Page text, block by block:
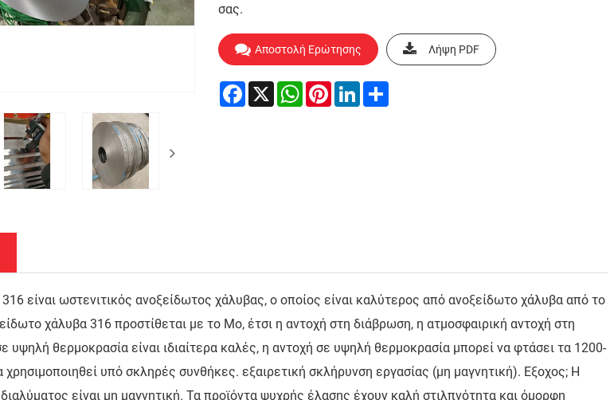
σας.
Αποστολή Ερώτησης Λήψη PDF
Facebook
X WhatsApp
PinterestLinkedInShare
είναι ωστενιτικός ανοξείδωτος χάλυβας, ο οποίος είναι καλύτερος από ανοξείδωτο χάλυβα από το
χάλυβα 316 προστίθεται με το Mo, έτσι η αντοχή στη διάβρωση, η ατμοσφαιρική αντοχή στη
υψηλή θερμοκρασία είναι ιδιαίτερα καλές, η αντοχή σε υψηλή θερμοκρασία μπορεί να φτάσει τα 1200-
υπό σκληρές συνθήκες. εξαιρετική σκλήρυνση εργασίας (μη μαγνητική). Εξοχος; Η
είναι μη μαγνητική. Τα προϊόντα ψυχρής έλασης έχουν καλή στιλπνότητα και όμορφη